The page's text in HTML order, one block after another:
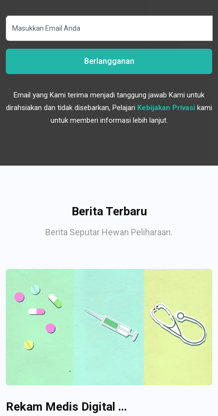
Berlangganan
Email yang Kami terima menjadi tanggung jawab Kami untuk
dirahsiakan dan tidak disebarkan, Pelajari Kebijakan Privasi kami
untuk memberi informasi lebih lanjut.
Berita Terbaru
Berita Seputar Hewan Peliharaan.
Rekam Medis Digital ...